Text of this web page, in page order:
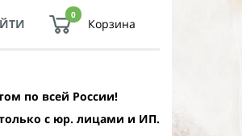
0
Корзина
по всей России!
с юр. лицами и ИП.